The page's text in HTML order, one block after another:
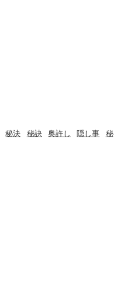
秘決 秘訣 奥許し 隠し事
秘